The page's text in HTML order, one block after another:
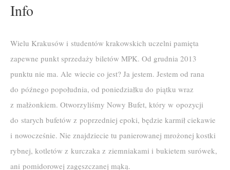
Info
Wielu Krakusów i studentów krakowskich uczelni pamięta
zapewne punkt sprzedaży biletów MPK. Od grudnia 2013
punktu nie ma. Ale wiecie co jest? Ja jestem. Jestem od rana
do późnego popołudnia, od poniedziałku do piątku wraz
z małżonkiem. Otworzyliśmy Nowy Bufet, który w opozycji
do starych bufetów z poprzedniej epoki, będzie karmił ciekawie
i nowocześnie. Nie znajdziecie tu panierowanej mrożonej kostki
rybnej, kotletów z kurczaka z ziemniakami i bukietem surówek,
ani pomidorowej zagęszczanej mąką.